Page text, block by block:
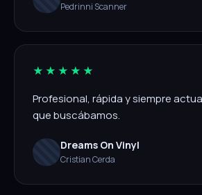
Pedrinni Scanner
★★★★★
Profesional, rápida y siempre
que buscábamos.
Dreams On Vinyl
Cristian Cerda